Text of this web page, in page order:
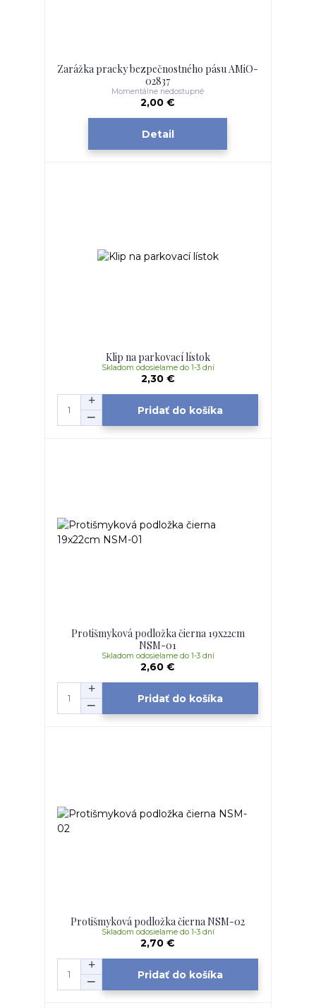
Zarážka pracky bezpečnostného pásu AMiO-
02837
2,00 €
Momentálne nedostupné
Detail
Klip na parkovací lístok
2,30 €
Skladom odosielame do 1-3 dní
Pridať do košíka
Protišmyková podložka čierna 19x22cm
NSM-01
2,60 €
Skladom odosielame do 1-3 dní
Pridať do košíka
Protišmyková podložka čierna NSM-02
2,70 €
Skladom odosielame do 1-3 dní
Pridať do košíka